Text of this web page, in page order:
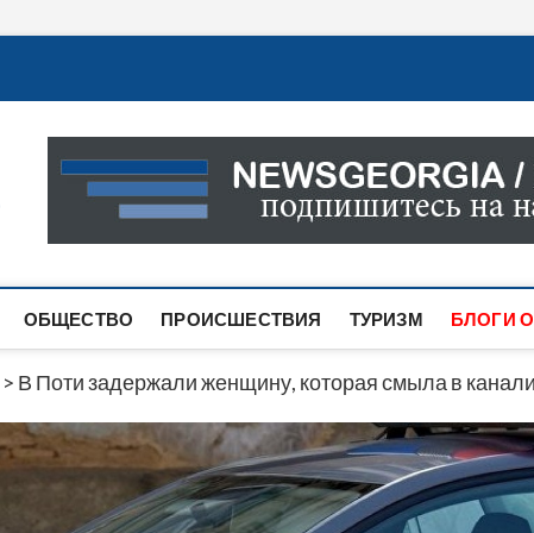
Новости Грузии
САМАЯ АКТУАЛЬНАЯ ИНФОРМАЦИЯ О СОБЫТИЯХ
САЙТЕ ВЫ НАЙДЕТЕ НОВОСТИ ПОЛИТИКИ,
ОБЩЕСТВО ПРОИСШЕСТВИЯ ТУРИЗМ БЛОГИ
> В Поти задержали женщину, которая смыла в